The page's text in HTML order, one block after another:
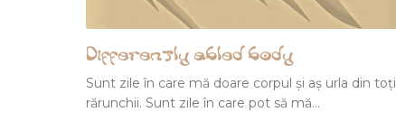
Differently abled body
Sunt zile în care mă doare corpul și aș urla din toți
rărunchii. Sunt zile în care pot să mă…